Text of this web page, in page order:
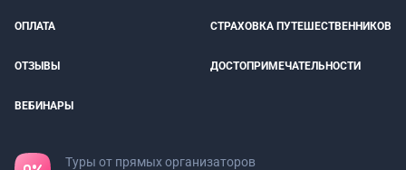
ОПЛАТА СТРАХОВКА ПУТЕШЕСТВЕННИКОВ
ОТЗЫВЫ ДОСТОПРИМЕЧАТЕЛЬНОСТИ
ВЕБИНАРЫ
Туры от прямых организаторов